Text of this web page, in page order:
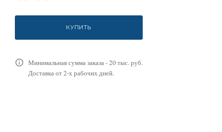
КУПИТЬ
Минимальная сумма заказа - 20 тыс. руб.
Доставка от 2-х рабочих дней.